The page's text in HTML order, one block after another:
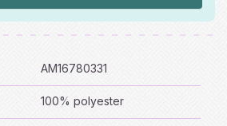
AM16780331
100% polyester